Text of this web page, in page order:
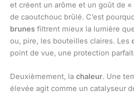
et créent un arôme et un goût de
de caoutchouc brûlé. C’est
brunes filtrent mieux la lumière
ou, pire, les bouteilles claires. Les
point de vue, une protection
Deuxièmement, la chaleur. Une
élevée agit comme un catalyseur